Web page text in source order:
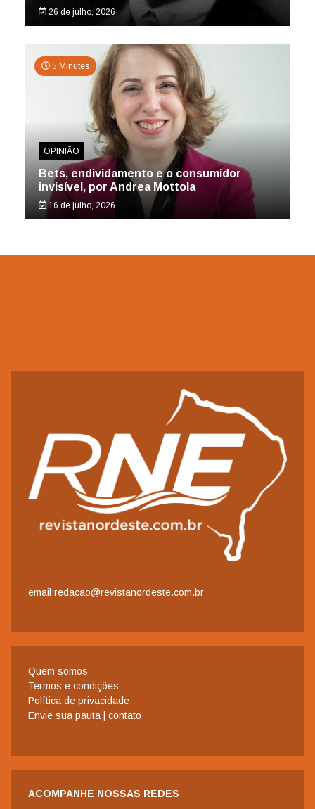
26 de julho, 2026
5 Minutes
OPINIÃO
Bets, endividamento e o consumidor
invisível, por Andrea Mottola
16 de julho, 2026
email:redacao@revistanordeste.com.br
Quem somos
Termos e condições
Política de privacidade
Envie sua pauta | contato
ACOMPANHE NOSSAS REDES